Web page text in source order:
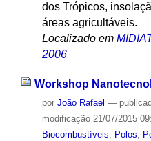
dos Trópicos,
áreas agricultáveis.
Localizado em
2006
Workshop
por João Rafael —
modificação21/07/2015
Biocombustíveis
Polos